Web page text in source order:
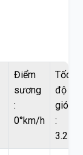
Điểm
sương
:
0°km/h
Tốc
độ
gió
:
3.2